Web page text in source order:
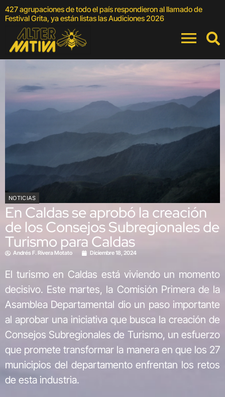
427 agrupaciones de todo el país respondieron al llamado de
Festival Grita, ya están listas las Audiciones 2026
NOTICIAS
En Caldas se aprobó la creación
de los Consejos Subregionales de
Turismo para Caldas
Andrés F. Rivera Motato Diciembre 18, 2024
El turismo en Caldas está viviendo un momento
decisivo. Este martes, la Comisión Primera de la
Asamblea Departamental dio un paso importante
al aprobar una iniciativa que busca la creación de
Consejos Subregionales de Turismo, un esfuerzo
que promete transformar la manera en que los 27
municipios del departamento enfrentan los retos
de esta industria.